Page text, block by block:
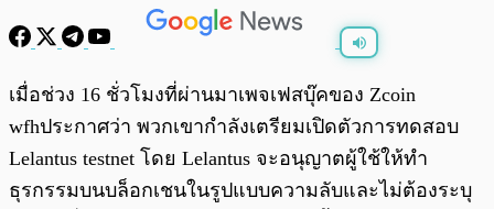
พร้อมเล่น
เมื่อช่วง 16 ชั่วโมงที่ผ่านมาเพจเฟสบุ๊คของ Zcoin
wfhประกาศว่า พวกเขากำลังเตรียมเปิดตัวการทดสอบ
Lelantus testnet โดย Lelantus จะอนุญาตผู้ใช้ให้ทำ
ธุรกรรมบนบล็อกเชนในรูปแบบความลับและไม่ต้องระบุ